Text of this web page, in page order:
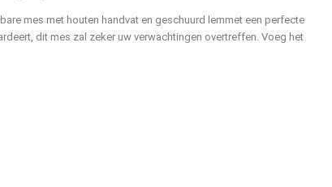
mes met houten handvat en geschuurd lemmet een perfecte
dit mes zal zeker uw verwachtingen overtreffen. Voeg het